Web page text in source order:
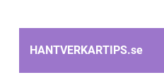
HANTVERKARTIPS.se